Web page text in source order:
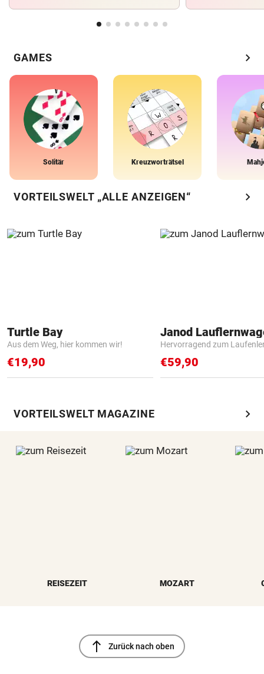
GAMES chevron_right
Solitär Kreuzworträtsel
VORTEILSWELT „ALLE ANZEIGEN“ chevron_right
Turtle Bay
Aus dem Weg, hier kommen wir!
€19,90
Janod
Hervorragend zum
€59,90
VORTEILSWELT MAGAZINE chevron_right
REISEZEIT MOZART
north Zurück nach oben